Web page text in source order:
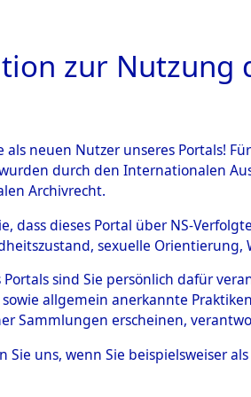
HOME
zur Nutzung
als neuen Nutzer unseres Portals!
durch den Internationalen
Archivrecht.
dass dieses Portal über NS-
sexuelle
Portals sind Sie persönlich dafür
allgemein anerkannte
Sammlungen erscheinen,
Sie uns, wenn Sie beispielsweiser